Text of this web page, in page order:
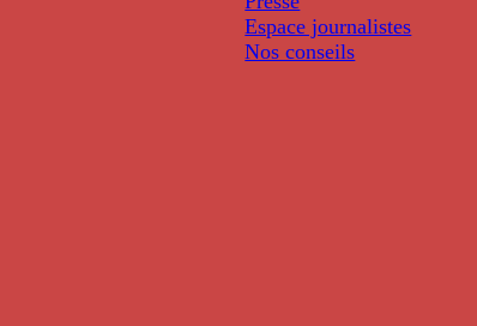
Espace journalistes
Nos conseils